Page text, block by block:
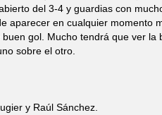
del 3-4 y guardias con
aparecer en cualquier momento
gol. Mucho tendrá que ver la
sobre el otro.
y Raúl Sánchez.